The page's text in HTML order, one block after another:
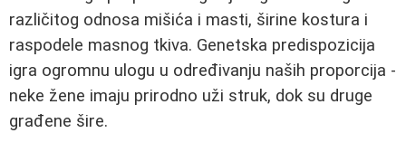
različitog odnosa mišića i masti, širine kostura i
raspodele masnog tkiva. Genetska predispozicija
igra ogromnu ulogu u određivanju naših proporcija -
neke žene imaju prirodno uži struk, dok su druge
građene šire.